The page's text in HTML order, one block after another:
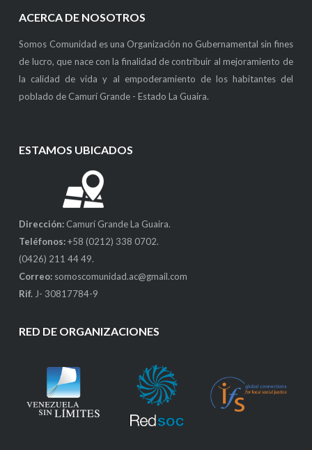
ACERCA DE NOSOTROS
Somos Comunidad es una Organización no Gubernamental sin fines
de lucro, que nace con la finalidad de contribuir al mejoramiento de
la calidad de vida y al empoderamiento de los habitantes del
poblado de Camurí Grande - Estado La Guaira.
ESTAMOS UBICADOS
Dirección: Camurí Grande La Guaira.
Teléfonos:+58 (0212) 338 0702.
(0426) 211 44 49.
Correo: somoscomunidad.ac@gmail.com
Rif. J- 30817784-9
RED DE ORGANIZACIONES